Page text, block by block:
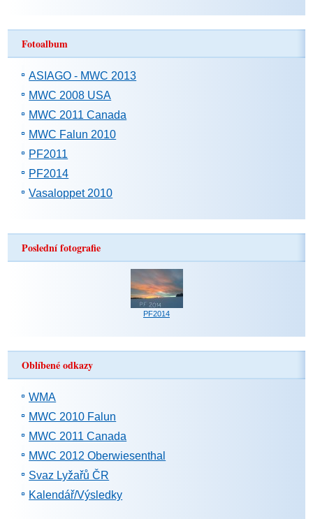
Fotoalbum
ASIAGO - MWC 2013
MWC 2008 USA
MWC 2011 Canada
MWC Falun 2010
PF2011
PF2014
Vasaloppet 2010
Poslední fotografie
PF2014
Oblíbené odkazy
WMA
MWC 2010 Falun
MWC 2011 Canada
MWC 2012 Oberwiesenthal
Svaz Lyžařů ČR
Kalendář/Výsledky